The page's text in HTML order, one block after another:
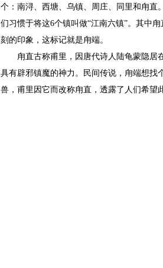
个：南浔、西塘、乌镇、周庄、同里和甪直
们习惯于将这6个镇叫做“江南六镇”。其中
刻的印象，这标记就是甪端。
甪直古称甫里，因唐代诗人陆龟蒙隐居在
具有辟邪镇魔的神力。民间传说，甪端想找
兽，甫里因它而改称甪直，透露了人们希望